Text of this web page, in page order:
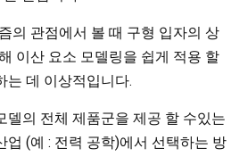
의 관점에서 볼 때 구형 입자의 상
이산 요소 모델링을 쉽게 적용 할
는 데 이상적입니다.
델의 전체 제품군을 제공 할 수있는
(예 : 전력 공학)에서 선택하는 방